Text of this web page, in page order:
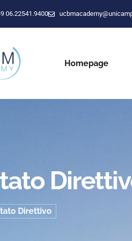
06.22541.9400
Homepage
Direttivo